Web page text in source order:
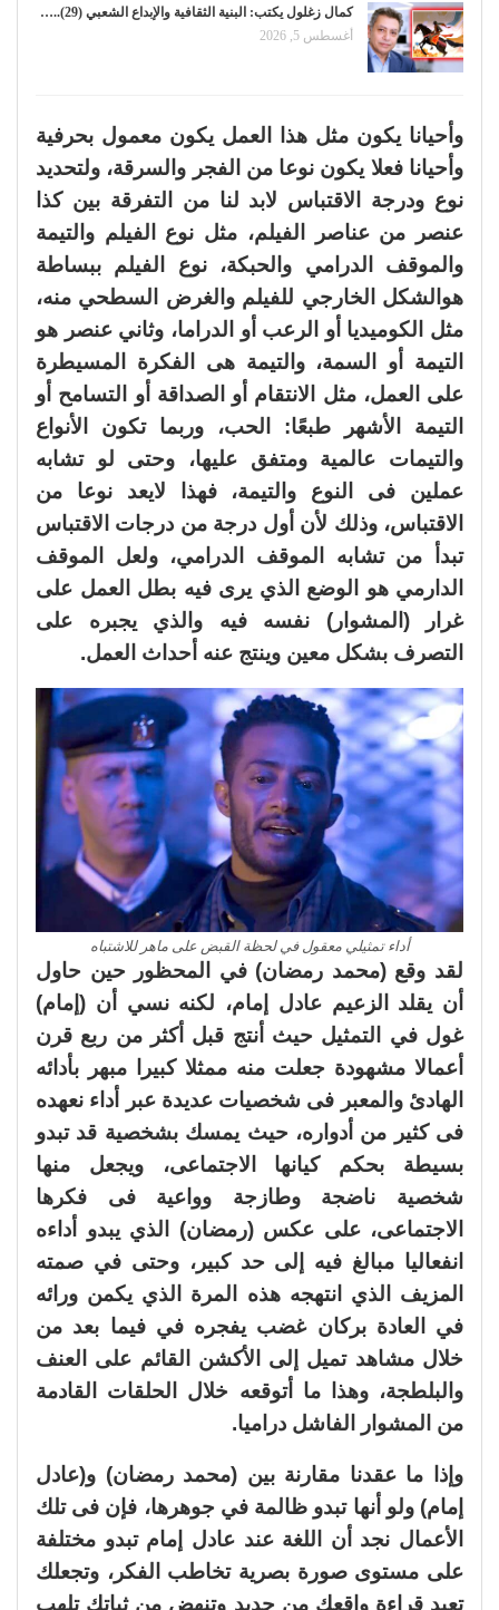
كمال زغلول يكتب: البنية الثقافية والإبداع الشعبي (29)..…
أغسطس 5, 2026
وأحيانا يكون مثل هذا العمل يكون معمول بحرفية
وأحيانا فعلا يكون نوعا من الفجر والسرقة، ولتحديد
نوع ودرجة الاقتباس لابد لنا من التفرقة بين كذا
عنصر من عناصر الفيلم، مثل نوع الفيلم والتيمة
والموقف الدرامي والحبكة، نوع الفيلم ببساطة
هوالشكل الخارجي للفيلم والغرض السطحي منه،
مثل الكوميديا أو الرعب أو الدراما، وثاني عنصر هو
التيمة أو السمة، والتيمة هى الفكرة المسيطرة
على العمل، مثل الانتقام أو الصداقة أو التسامح أو
التيمة الأشهر طبعًا: الحب، وربما تكون الأنواع
والتيمات عالمية ومتفق عليها، وحتى لو تشابه
عملين فى النوع والتيمة، فهذا لايعد نوعا من
الاقتباس، وذلك لأن أول درجة من درجات الاقتباس
تبدأ من تشابه الموقف الدرامي، ولعل الموقف
الدارمي هو الوضع الذي يرى فيه بطل العمل على
غرار (المشوار) نفسه فيه والذي يجبره على
التصرف بشكل معين وينتج عنه أحداث العمل.
أداء تمثيلي معقول في لحظة القبض على ماهر للاشتباه
لقد وقع (محمد رمضان) في المحظور حين حاول
أن يقلد الزعيم عادل إمام، لكنه نسي أن (إمام)
غول في التمثيل حيث أنتج قبل أكثر من ربع قرن
أعمالا مشهودة جعلت منه ممثلا كبيرا مبهر بأدائه
الهادئ والمعبر فى شخصيات عديدة عبر أداء نعهده
فى كثير من أدواره، حيث يمسك بشخصية قد تبدو
بسيطة بحكم كيانها الاجتماعى، ويجعل منها
شخصية ناضجة وطازجة وواعية فى فكرها
الاجتماعى، على عكس (رمضان) الذي يبدو أداءه
انفعاليا مبالغ فيه إلى حد كبير، وحتى في صمته
المزيف الذي انتهجه هذه المرة الذي يكمن ورائه
في العادة بركان غضب يفجره في فيما بعد من
خلال مشاهد تميل إلى الأكشن القائم على العنف
والبلطجة، وهذا ما أتوقعه خلال الحلقات القادمة
من المشوار الفاشل دراميا.
وإذا ما عقدنا مقارنة بين (محمد رمضان) و(عادل
إمام) ولو أنها تبدو ظالمة في جوهرها، فإن فى تلك
الأعمال نجد أن اللغة عند عادل إمام تبدو مختلفة
على مستوى صورة بصرية تخاطب الفكر، وتجعلك
تعيد قراءة واقعك من جديد وتنهض من ثباتك تلهب